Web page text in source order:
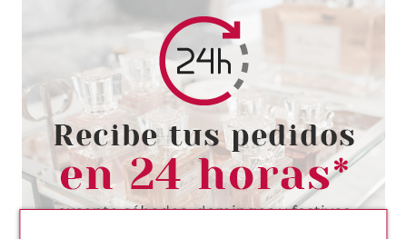
RENE FURTERER
RENE FURTERER ASTERA
FRESH FLUIDO CALMANTE
REFRESCANTE 16 X 5 ML
Pvr 110.99€
-46%
desde
60.00€